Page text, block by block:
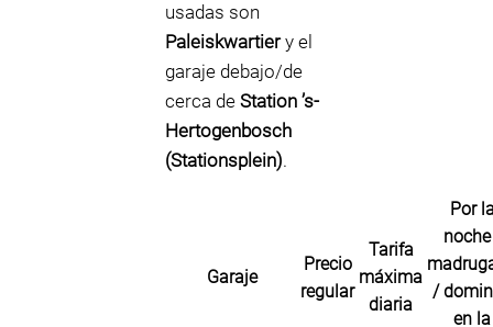
usadas son
Paleiskwartiery el
garaje debajo/de
cerca de Station ’s-
Hertogenbosch
(Stationsplein).
Garaje
Precio
regular
Tarifa
máxima
diaria
Por
/
en la